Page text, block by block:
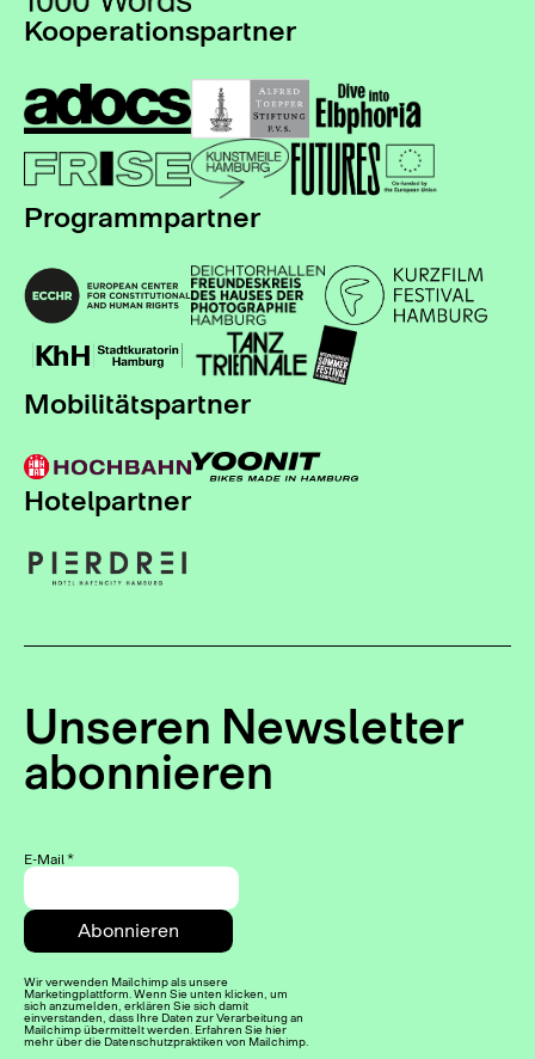
Kooperationspartner
Programmpartner
Mobilitätspartner
Hotelpartner
Unseren Newsletter
abonnieren
E-Mail*
Wir verwenden Mailchimp als unsere
Marketingplattform. Wenn Sie unten klicken, um
sich anzumelden, erklären Sie sich damit
einverstanden, dass Ihre Daten zur Verarbeitung an
Mailchimp übermittelt werden. Erfahren Sie hier
mehr über die Datenschutzpraktiken von Mailchimp.